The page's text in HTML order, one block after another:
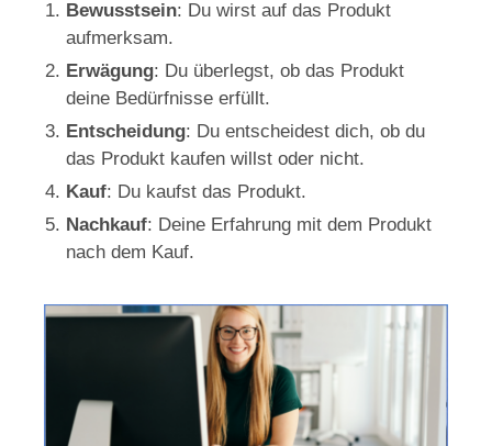
Bewusstsein: Du wirst auf das Produkt
aufmerksam.
Erwägung: Du überlegst, ob das Produkt
deine Bedürfnisse erfüllt.
Entscheidung: Du entscheidest dich, ob du
das Produkt kaufen willst oder nicht.
Kauf: Du kaufst das Produkt.
Nachkauf: Deine Erfahrung mit dem Produkt
nach dem Kauf.